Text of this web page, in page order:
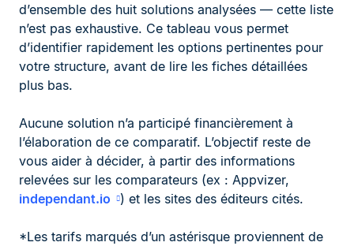
d’ensemble des huit solutions analysées — cette liste
n’est pas exhaustive. Ce tableau vous permet
d’identifier rapidement les options pertinentes pour
votre structure, avant de lire les fiches détaillées
plus bas.
Aucune solution n’a participé financièrement à
l’élaboration de ce comparatif. L’objectif reste de
vous aider à décider, à partir des informations
relevées sur les comparateurs (ex : Appvizer,
independant.io
) et les sites des éditeurs cités.
*Les tarifs marqués d’un astérisque proviennent de